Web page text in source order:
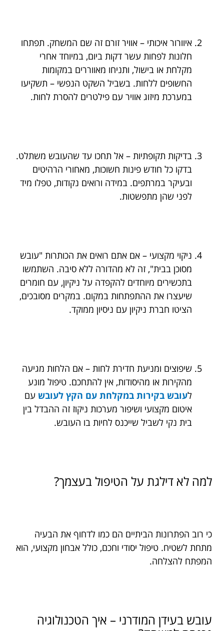
איוורור איכותי – אוויר זורם זה שם המשחק. תפתחו
חלונות לפחות עשר דקות ביום, במיוחד אחרי
מקלחת או בישול, ותניחו מאווררים במקומות
החשופים ללחות. בשביל השקט הנפשי – תשקיעו
במערכת מיזוג אוויר עם פילטרים להסרת לחות.
בדיקות תקופתיות – אל תחכו עד שהעובש משתלט.
בדקו כל חודש פינות חשוכות, מאחורי הרהיטים
ובעיקר במרתפים. במידה ורואים נקודות, טפלו מיד
לפני שהן מתפשטות.
ניקוי מקצועי – אם אתם רואים את הכותרות "עובש
מסוכן בבית", זה לא מהדורה ללא סיבה. השתמשו
בתכשירים מיוחדים להקפדה על ניקיון, עם חומרים
שיעצרו את ההתפתחות במקום. במקרים מסובכים,
הציטו חברת ניקיון עם ניסיון ממוקד.
שיפוצים ומניעת חדירת לחות – אם הלחות מגיעה
מהקירות או מהיסודות, אין להתחכם. טיפול מונע
לעובש בקירות במקלחת עם הקץ לעובש עם
איטום מקצועי ושיפור מערכות ניקוז זה ההבדל בין
בית נקי לשביל שייכנס לחיות בו העובש.
למה לא דילגת על הטיפול בעצמך?
כי רוב הפתרונות הביתיים הם כמו לדחוף את הבעיה
מתחת לשטיח. טיפול יסודי וחכם, כולל אבחון מקצועי, הוא
המפתח להצלחה.
עובש בעידן המודרני – איך הטכנולוגיה